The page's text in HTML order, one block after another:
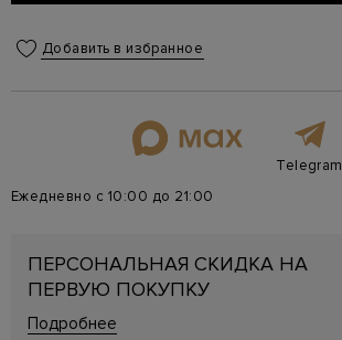
Добавить в избранное
Telegram
Ежедневно с 10:00 до 21:00
ПЕРСОНАЛЬНАЯ СКИДКА НА
ПЕРВУЮ ПОКУПКУ
Подробнее